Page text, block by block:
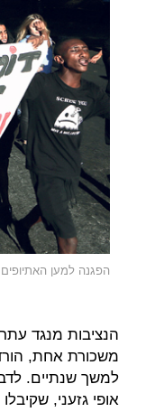
הפגנה למען האתיופים ב-
הנציבות מנגד
משכורת אחת,
למשך שנתיים.
אופי גזעני,